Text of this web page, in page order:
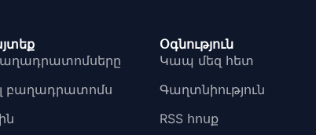
բաղադրատոմս
Օգնություն
Կապ մեզ հետ
Գաղտնիություն
RSS հոսք